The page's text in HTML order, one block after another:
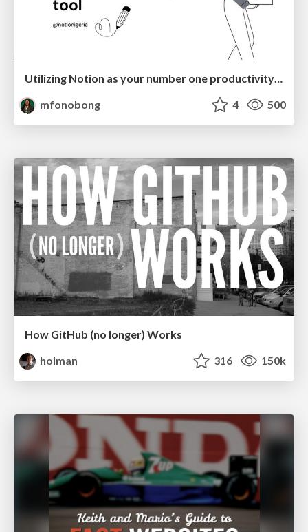
Utilizing Notion as your number one productivity tool
mfonobong
4 500
How GitHub (no longer) Works
holman
316 150k